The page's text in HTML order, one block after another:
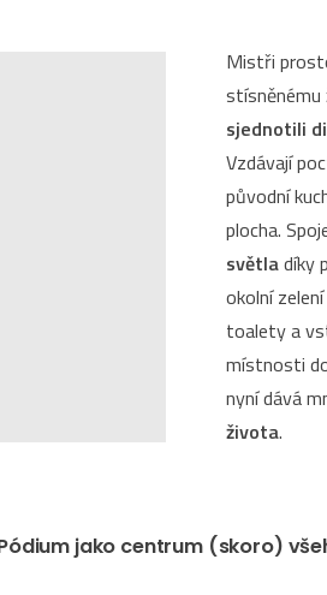
Mistři
stísněnému
sjednotili
Vzdávají
původní
plocha.
světladíky
okolní
toalety a
místnosti
nyní dává
života.
jako centrum (skoro)